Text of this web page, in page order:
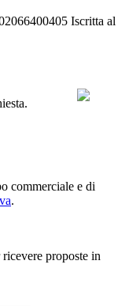
Iscritta al
commerciale e di
.
proposte in